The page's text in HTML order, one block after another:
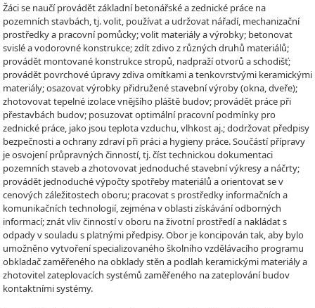
Žáci se naučí provádět základní betonářské a zednické práce na
pozemních stavbách, tj. volit, používat a udržovat nářadí, mechanizační
prostředky a pracovní pomůcky; volit materiály a výrobky; betonovat
svislé a vodorovné konstrukce; zdít zdivo z různých druhů materiálů;
provádět montované konstrukce stropů, nadpraží otvorů a schodišť;
provádět povrchové úpravy zdiva omítkami a tenkovrstvými keramickými
materiály; osazovat výrobky přidružené stavební výroby (okna, dveře);
zhotovovat tepelné izolace vnějšího pláště budov; provádět práce při
přestavbách budov; posuzovat optimální pracovní podmínky pro
zednické práce, jako jsou teplota vzduchu, vlhkost aj.; dodržovat předpisy
bezpečnosti a ochrany zdraví při práci a hygieny práce. Součástí přípravy
je osvojení průpravných činností, tj. číst technickou dokumentaci
pozemních staveb a zhotovovat jednoduché stavební výkresy a náčrty;
provádět jednoduché výpočty spotřeby materiálů a orientovat se v
cenových záležitostech oboru; pracovat s prostředky informačních a
komunikačních technologií, zejména v oblasti získávání odborných
informací; znát vliv činností v oboru na životní prostředí a nakládat s
odpady v souladu s platnými předpisy. Obor je koncipován tak, aby bylo
umožněno vytvoření specializovaného školního vzdělávacího programu
obkladač zaměřeného na obklady stěn a podlah keramickými materiály a
zhotovitel zateplovacích systémů zaměřeného na zateplování budov
kontaktními systémy.